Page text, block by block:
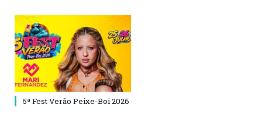
5ª Fest Verão Peixe-Boi 2026